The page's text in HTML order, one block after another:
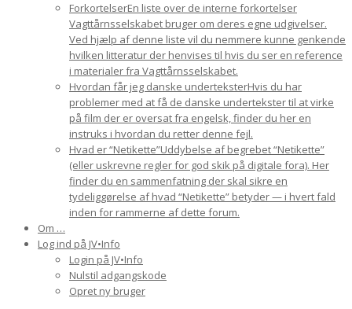
ForkortelserEn liste over de interne forkortelser
Vagttårnsselskabet bruger om deres egne udgivelser.
Ved hjælp af denne liste vil du nemmere kunne genkende
hvilken litteratur der henvises til hvis du ser en reference
i materialer fra Vagttårnsselskabet.
Hvordan får jeg danske underteksterHvis du har
problemer med at få de danske undertekster til at virke
på film der er oversat fra engelsk, finder du her en
instruks i hvordan du retter denne fejl.
Hvad er “Netikette”Uddybelse af begrebet “Netikette”
(eller uskrevne regler for god skik på digitale fora). Her
finder du en sammenfatning der skal sikre en
tydeliggørelse af hvad “Netikette” betyder — i hvert fald
inden for rammerne af dette forum.
Om …
Log ind på JV•Info
Login på JV•Info
Nulstil adgangskode
Opret ny bruger